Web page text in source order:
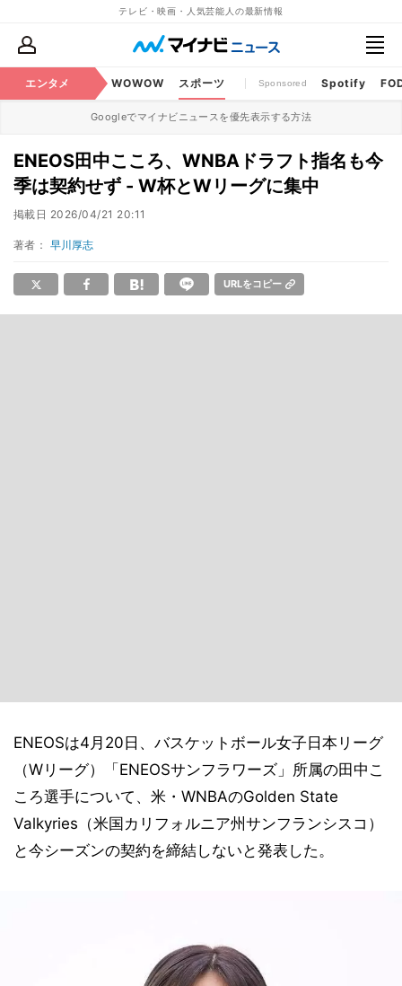
テレビ・映画・人気芸能人の最新情報
エンタメ
・CS番組 WOWOW スポーツ Sponsored Spotify
Googleでマイナビニュースを優先表示する方法
ENEOS田中こころ、WNBAドラフト指名も今
季は契約せず - W杯とWリーグに集中
掲載日 2026/04/21 20:11
著者： 早川厚志
URLをコピー
ENEOSは4月20日、バスケットボール女子日本リーグ
（Wリーグ）「ENEOSサンフラワーズ」所属の田中こ
ころ選手について、米・WNBAのGolden State
Valkyries（米国カリフォルニア州サンフランシスコ）
と今シーズンの契約を締結しないと発表した。